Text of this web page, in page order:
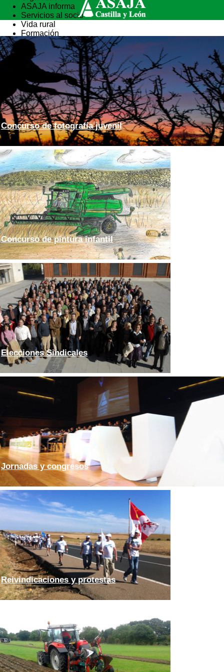
ASAJA informa
Servicios al socio
Vida rural
Formación
Concurso de fotografía juvenil
Concurso de pintura infantil
Elecciones Sindicales
Jornadas y congresos
Reivindicaciones y protestas